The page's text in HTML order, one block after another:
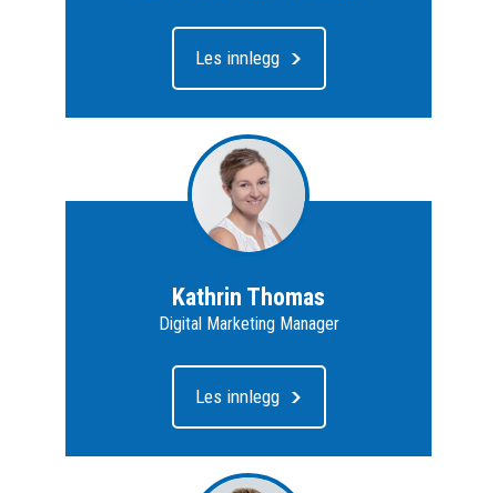
Les innlegg
Kathrin Thomas
Digital Marketing Manager
Les innlegg